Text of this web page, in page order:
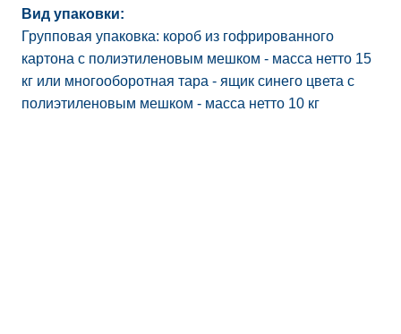
Вид упаковки:
Групповая упаковка: короб из гофрированного
картона с полиэтиленовым мешком - масса нетто 15
кг или многооборотная тара - ящик синего цвета с
полиэтиленовым мешком - масса нетто 10 кг